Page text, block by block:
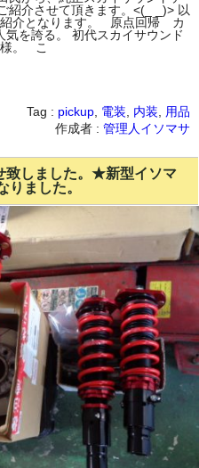
紹介させて頂きます。<(_ _)> 以
紹介となります。 原点回帰 カ
を誇る。 初代スカイサウンド
様。 こ
Tag : pickup, 電装, 内装, 用品
作成者 : 管理人イソマサ
致しました。★新型イソマ
りました。